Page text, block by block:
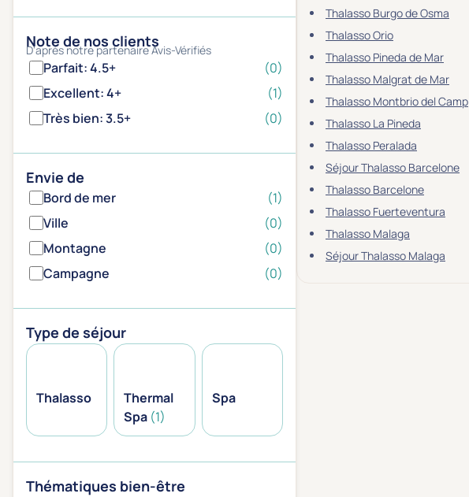
Note de nos clients
D'après notre partenaire Avis-Vérifiés
Parfait: 4.5+
(0)
Excellent: 4+
(1)
Très bien: 3.5+
(0)
Envie de
Bord de mer
(1)
Ville
(0)
Montagne
(0)
Campagne
(0)
Type de séjour
Thalasso
Thermal
Spa (1)
Spa
Thématiques bien-être
Thalasso Burgo de Osma
Thalasso Orio
Thalasso Pineda de Mar
Thalasso Malgrat de Mar
Thalasso Montbrio del Camp
Thalasso La Pineda
Thalasso Peralada
Séjour Thalasso Barcelone
Thalasso Barcelone
Thalasso Fuerteventura
Thalasso Malaga
Séjour Thalasso Malaga